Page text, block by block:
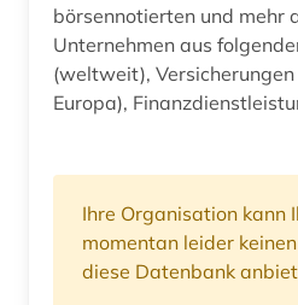
börsennotierten und mehr
Unternehmen aus
(weltweit),
Europa),
Ihre Organisation kann
momentan leider
diese Datenbank